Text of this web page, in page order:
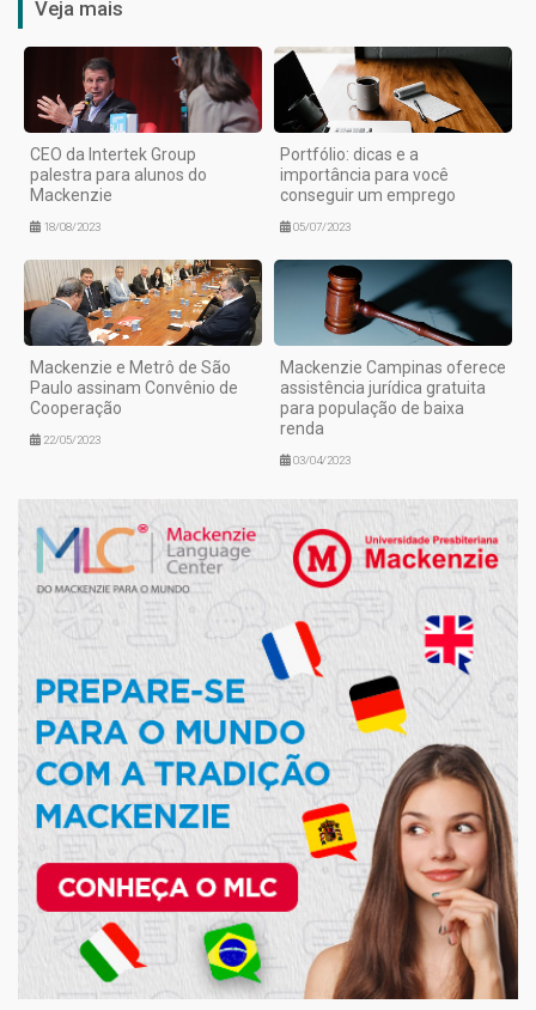
Veja mais
CEO da Intertek Group
palestra para alunos do
Mackenzie
18/08/2023
Portfólio: dicas e a
importância para você
conseguir um emprego
05/07/2023
Mackenzie e Metrô de São
Paulo assinam Convênio de
Cooperação
22/05/2023
Mackenzie Campinas oferece
assistência jurídica gratuita
para população de baixa
renda
03/04/2023